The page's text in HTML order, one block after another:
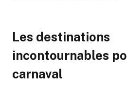
Les destinations
incontournables
carnaval